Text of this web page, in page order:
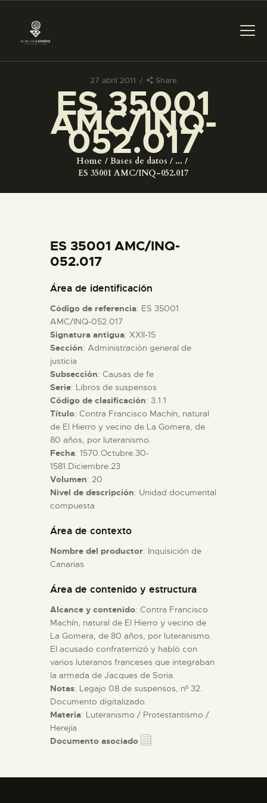
27 abril 2011 Share
ES 35001
AMC/INQ-
052.017
Home Bases de datos
...
ES 35001 AMC/INQ-052.017
PREPARAR LA VISITA
ACTIVIDADES
COLECCIONES
ESPAÑOL
PREPARAR LA VISITA
ACTIVIDADES
█
EL MUSEO
COLECCIONES
DIDÁCTICA
ESPAÑOL
ES 35001 AMC/INQ-
052.017
Área de identificación
Código de referencia: ES 35001
AMC/INQ-052.017
Signatura antigua: XXII-15
Sección: Administración general de
justicia
Subsección: Causas de fe
Serie: Libros de suspensos
Código de clasificación: 3.1.1
Título: Contra Francisco Machín, natural
de El Hierro y vecino de La Gomera, de
80 años, por luteranismo.
Fecha: 1570.Octubre.30-
1581.Diciembre.23
Volumen: 20
Nivel de descripción: Unidad documental
compuesta
Área de contexto
Nombre del productor: Inquisición de
Canarias
Área de contenido y estructura
Alcance y contenido: Contra Francisco
Machín, natural de El Hierro y vecino de
La Gomera, de 80 años, por luteranismo.
El acusado confraternizó y habló con
varios luteranos franceses que integraban
la armada de Jacques de Soria.
Notas: Legajo 08 de suspensos, nº 32.
Documento digitalizado.
Materia: Luteranismo / Protestantismo /
Herejía
Documento asociado